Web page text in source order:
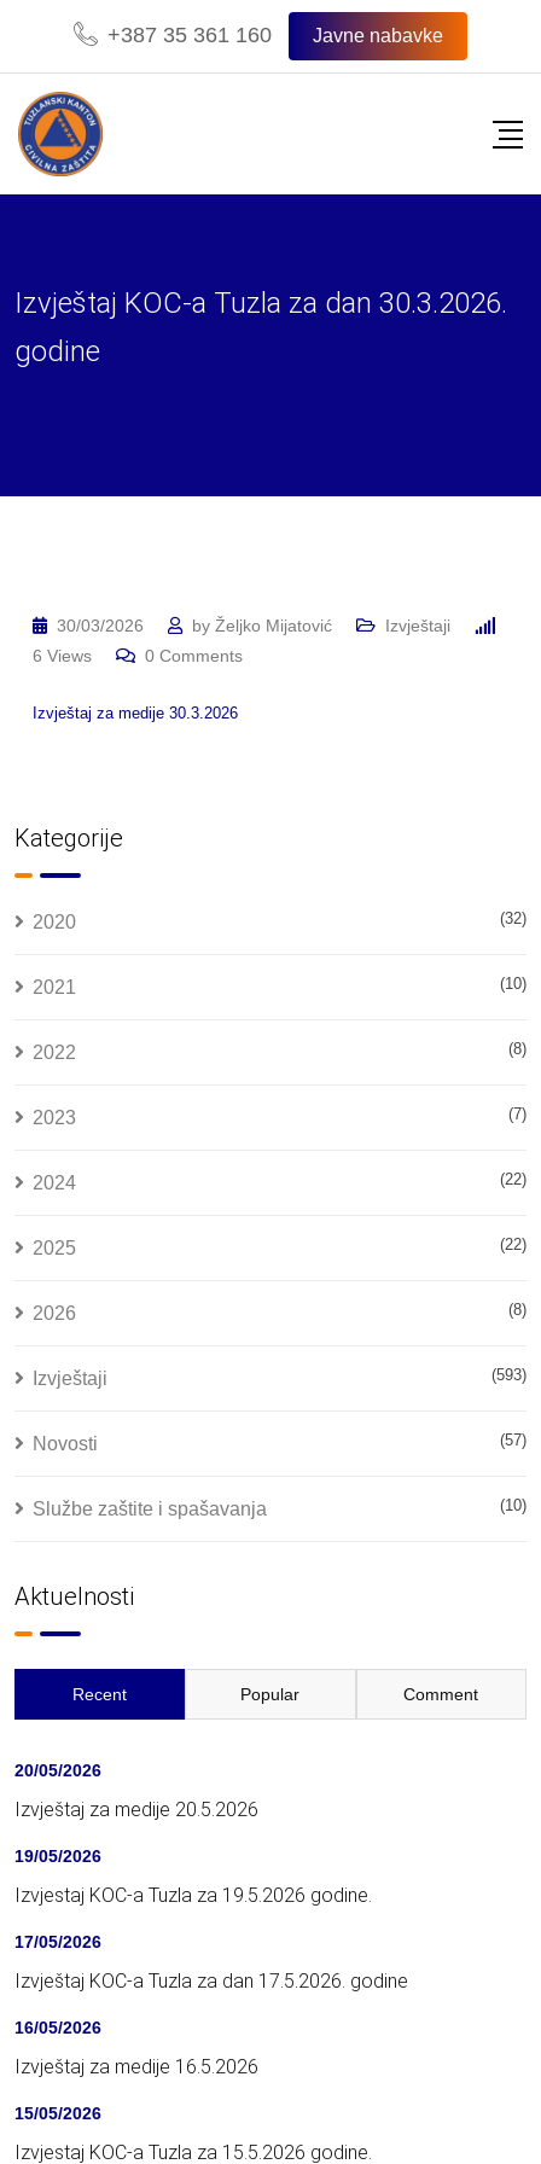
content
+387 35 361 160 Javne nabavke
Izvještaj KOC-a Tuzla za dan 30.3.2026.
godine
30/03/2026 by Željko Mijatović
Izvještaji
6 Views 0 Comments
Izvještaj za medije 30.3.2026
Kategorije
2020 (32)
2021 (10)
2022 (8)
2023 (7)
2024 (22)
2025 (22)
2026 (8)
Izvještaji (593)
Novosti (57)
Službe zaštite i spašavanja (10)
Aktuelnosti
Recent Popular Comment
20/05/2026
Izvještaj za medije 20.5.2026
19/05/2026
Izvjestaj KOC-a Tuzla za 19.5.2026 godine.
17/05/2026
Izvještaj KOC-a Tuzla za dan 17.5.2026. godine
16/05/2026
Izvještaj za medije 16.5.2026
15/05/2026
Izvjestaj KOC-a Tuzla za 15.5.2026 godine.